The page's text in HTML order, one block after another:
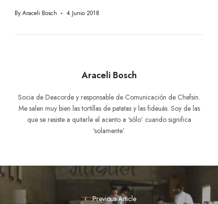
By Araceli Bosch 4 Junio 2018
Araceli Bosch
Socia de Deacorde y responsable de Comunicación de Chefsin.
Me salen muy bien las tortillas de patatas y las fideuás. Soy de las
que se resiste a quitarle el acento a ‘sólo’ cuando significa
‘solamente’.
Navegación
Previous Article